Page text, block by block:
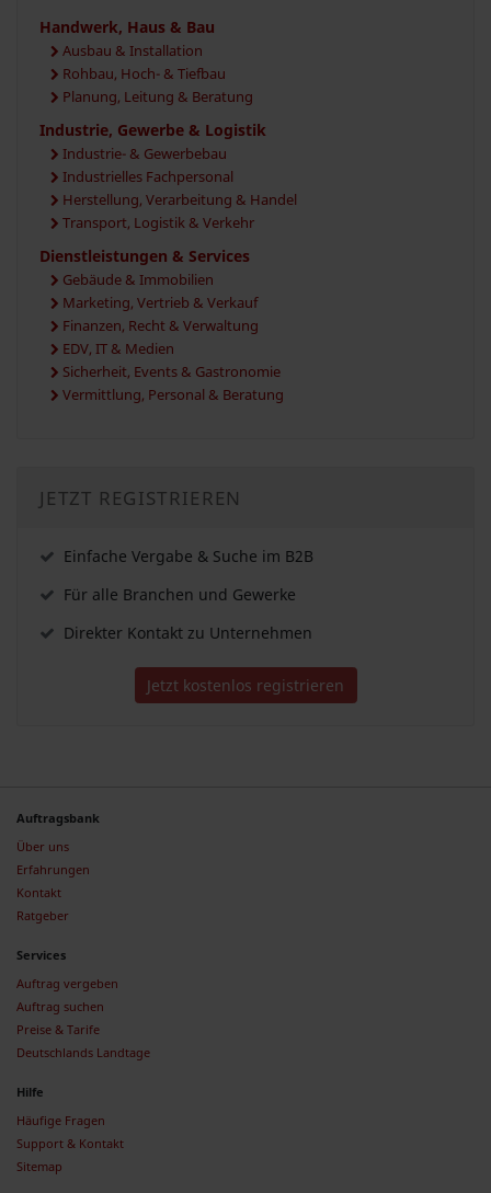
Handwerk, Haus & Bau
Ausbau & Installation
Rohbau, Hoch- & Tiefbau
Planung, Leitung & Beratung
Industrie, Gewerbe & Logistik
Industrie- & Gewerbebau
Industrielles Fachpersonal
Herstellung, Verarbeitung & Handel
Transport, Logistik & Verkehr
Dienstleistungen & Services
Gebäude & Immobilien
Marketing, Vertrieb & Verkauf
Finanzen, Recht & Verwaltung
EDV, IT & Medien
Sicherheit, Events & Gastronomie
Vermittlung, Personal & Beratung
JETZT REGISTRIEREN
Einfache Vergabe & Suche im B2B
Für alle Branchen und Gewerke
Direkter Kontakt zu Unternehmen
Jetzt kostenlos registrieren
Auftragsbank
Über uns
Erfahrungen
Kontakt
Ratgeber
Services
Auftrag vergeben
Auftrag suchen
Preise & Tarife
Deutschlands Landtage
Hilfe
Häufige Fragen
Support & Kontakt
Sitemap